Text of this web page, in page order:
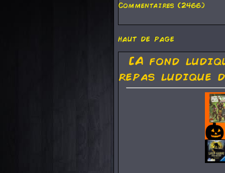
Commentaires (2466)
haut de page
[A fond
repas ludique